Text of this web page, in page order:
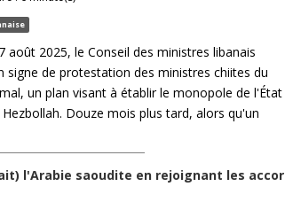
2025, le Conseil des ministres libanais
signe de protestation des ministres chiites du
un plan visant à établir le monopole de l'État
Douze mois plus tard, alors qu'un
l'Arabie saoudite en rejoignant les